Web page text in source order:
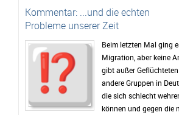
Kommentar: ...und die echten
Probleme unserer Zeit
Beim letzten Mal ging
Migration, aber keine
gibt außer
andere Gruppen in
die sich schlecht
können und gegen die